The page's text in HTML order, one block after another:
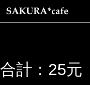
合計：25